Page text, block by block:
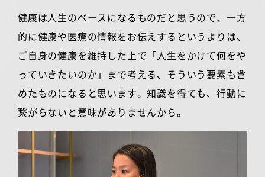
健康は人生のベースになるものだと思うので、一方
的に健康や医療の情報をお伝えするというよりは、
ご自身の健康を維持した上で「人生をかけて何をや
っていきたいのか」まで考える、そういう要素も含
めたものになると思います。知識を得ても、行動に
繋がらないと意味がありませんから。